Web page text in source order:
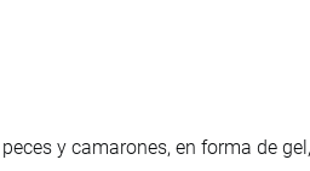
y camarones, en forma de